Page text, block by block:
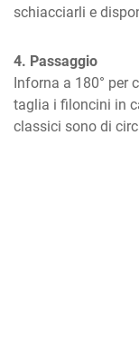
schiacciarli e
4. Passaggio
Inforna a 180° per
taglia i filoncini in
classici sono di